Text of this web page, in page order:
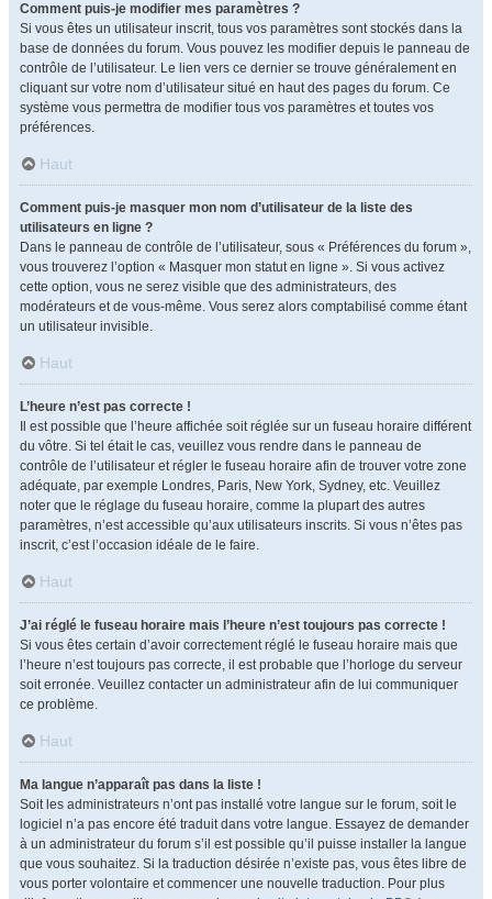
Comment puis-je modifier mes paramètres ?
Si vous êtes un utilisateur inscrit, tous vos paramètres sont stockés dans la
base de données du forum. Vous pouvez les modifier depuis le panneau de
contrôle de l’utilisateur. Le lien vers ce dernier se trouve généralement en
cliquant sur votre nom d’utilisateur situé en haut des pages du forum. Ce
système vous permettra de modifier tous vos paramètres et toutes vos
préférences.
Haut
Comment puis-je masquer mon nom d’utilisateur de la liste des
utilisateurs en ligne ?
Dans le panneau de contrôle de l’utilisateur, sous « Préférences du forum »,
vous trouverez l’option « Masquer mon statut en ligne ». Si vous activez
cette option, vous ne serez visible que des administrateurs, des
modérateurs et de vous-même. Vous serez alors comptabilisé comme étant
un utilisateur invisible.
Haut
L’heure n’est pas correcte !
Il est possible que l’heure affichée soit réglée sur un fuseau horaire différent
du vôtre. Si tel était le cas, veuillez vous rendre dans le panneau de
contrôle de l’utilisateur et régler le fuseau horaire afin de trouver votre zone
adéquate, par exemple Londres, Paris, New York, Sydney, etc. Veuillez
noter que le réglage du fuseau horaire, comme la plupart des autres
paramètres, n’est accessible qu’aux utilisateurs inscrits. Si vous n’êtes pas
inscrit, c’est l’occasion idéale de le faire.
Haut
J’ai réglé le fuseau horaire mais l’heure n’est toujours pas correcte !
Si vous êtes certain d’avoir correctement réglé le fuseau horaire mais que
l’heure n’est toujours pas correcte, il est probable que l’horloge du serveur
soit erronée. Veuillez contacter un administrateur afin de lui communiquer
ce problème.
Haut
Ma langue n’apparaît pas dans la liste !
Soit les administrateurs n’ont pas installé votre langue sur le forum, soit le
logiciel n’a pas encore été traduit dans votre langue. Essayez de demander
à un administrateur du forum s’il est possible qu’il puisse installer la langue
que vous souhaitez. Si la traduction désirée n’existe pas, vous êtes libre de
vous porter volontaire et commencer une nouvelle traduction. Pour plus